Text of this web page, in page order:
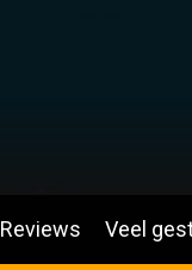
Reviews Veel